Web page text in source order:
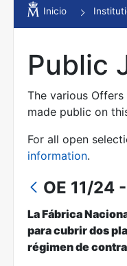
Show/Hide
Show/Hide
Show/Hide
Inicio
Public
The various
made public on
For all open
information.
OE 11/24
La Fábrica
para cubrir dos
régimen de